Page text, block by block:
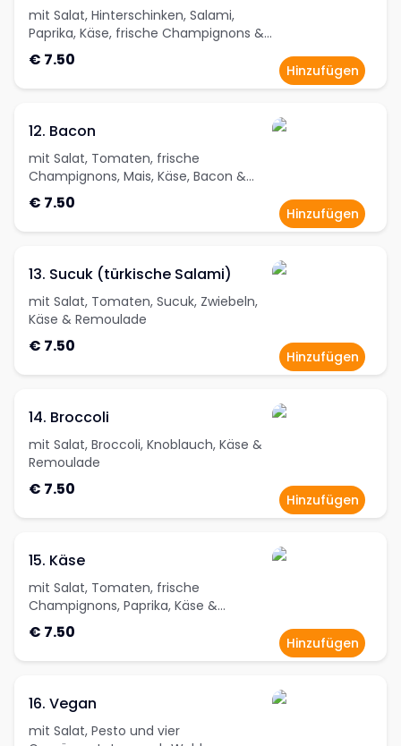
mit Salat, Hinterschinken, Salami,
Paprika, Käse, frische Champignons &
Remoulade
€ 7.50
Hinzufügen
12. Bacon
mit Salat, Tomaten, frische
Champignons, Mais, Käse, Bacon &
Remoulade
€ 7.50
Hinzufügen
13. Sucuk (türkische Salami)
mit Salat, Tomaten, Sucuk, Zwiebeln,
Käse & Remoulade
€ 7.50
Hinzufügen
14. Broccoli
mit Salat, Broccoli, Knoblauch, Käse &
Remoulade
€ 7.50
Hinzufügen
15. Käse
mit Salat, Tomaten, frische
Champignons, Paprika, Käse &
Remoulade
€ 7.50
Hinzufügen
16. Vegan
mit Salat, Pesto und vier